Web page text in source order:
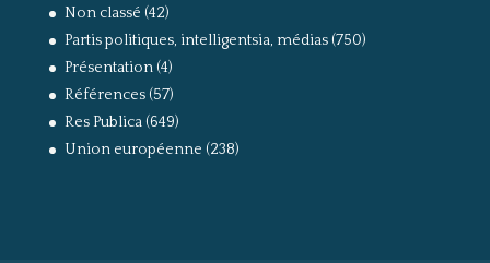
Non classé (42)
Partis politiques, intelligentsia, médias(750)
Présentation(4)
Références(57)
Res Publica(649)
Union européenne (238)